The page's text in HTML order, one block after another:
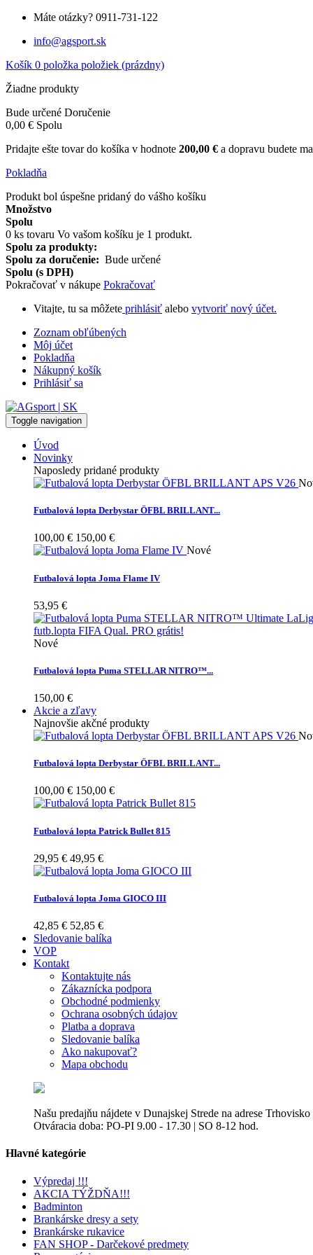
Máte otázky? 0911-731-122
info@agsport.sk
Košík 0 položka položiek (prázdny)
Žiadne produkty
Bude určené Doručenie
0,00 € Spolu
Pridajte ešte tovar do košíka v hodnote 200,00 € a dopravu budete
Pokladňa
Produkt bol úspešne pridaný do vášho košíku
Množstvo
Spolu
0 ks tovaru Vo vašom košíku je 1 produkt.
Spolu za produkty:
Spolu za doručenie: Bude určené
Spolu (s DPH)
Pokračovať v nákupe Pokračovať
Vitajte, tu sa môžete prihlásiť alebo vytvoriť nový účet.
Zoznam obľúbených
Môj účet
Pokladňa
Nákupný košík
Prihlásiť sa
Toggle navigation
Úvod
Novinky
Naposledy pridané produkty
Futbalová lopta Derbystar ÖFBL BRILLANT...
100,00 € 150,00 €
Nové
Futbalová lopta Joma Flame IV
53,95 €
Nové
Futbalová lopta Puma STELLAR NITRO™...
150,00 €
Akcie a zľavy
Najnovšie akčné produkty
Futbalová lopta Derbystar ÖFBL BRILLANT...
100,00 € 150,00 €
Futbalová lopta Patrick Bullet 815
29,95 € 49,95 €
Futbalová lopta Joma GIOCO III
42,85 € 52,85 €
Sledovanie balíka
VOP
Kontakt
Kontaktujte nás
Zákaznícka podpora
Obchodné podmienky
Ochrana osobných údajov
Platba a doprava
Sledovanie balíka
Ako nakupovať?
Mapa obchodu
Našu predajňu nájdete v Dunajskej Strede na adrese Trhovisko
Otváracia doba: PO-PI 9.00 - 17.30 | SO 8-12 hod.
Hlavné kategórie
Výpredaj !!!
AKCIA TÝŽDŇA!!!
Badminton
Brankárske dresy a sety
Brankárske rukavice
FAN SHOP - Darčekové predmety